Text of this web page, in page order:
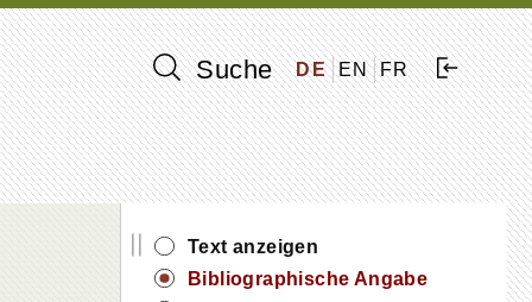
Suche DE EN FR
||
Text anzeigen
Bibliographische Angabe